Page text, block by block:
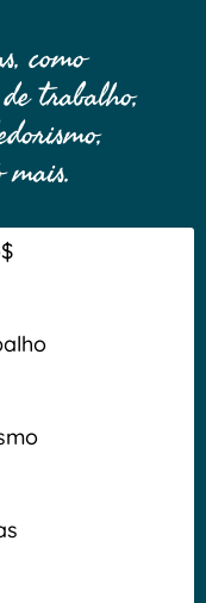
como
trabalho,
mais.